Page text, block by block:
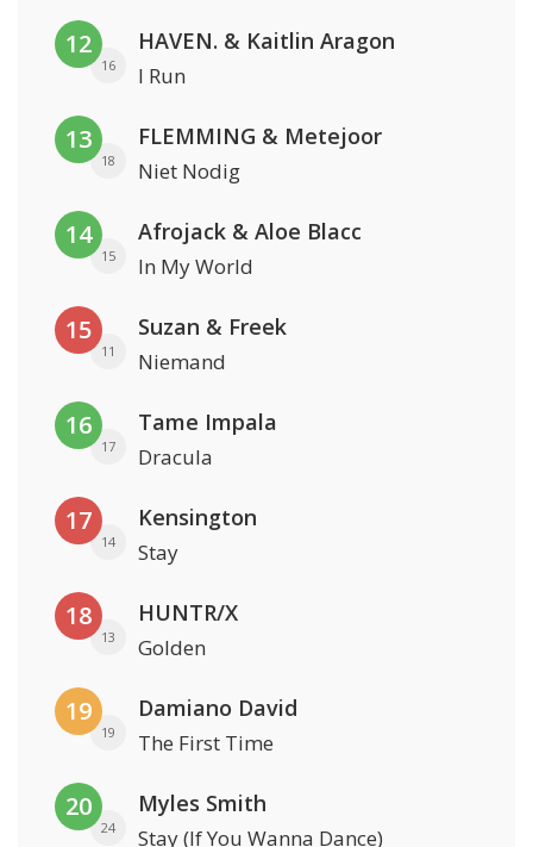
12
16
HAVEN. & Kaitlin Aragon
I Run
13
18
FLEMMING & Metejoor
Niet Nodig
14
15
Afrojack & Aloe Blacc
In My World
15
11
Suzan & Freek
Niemand
16
17
Tame Impala
Dracula
17
14
Kensington
Stay
18
13
HUNTR/X
Golden
19
19
Damiano David
The First Time
20
24
Myles Smith
Stay (If You Wanna Dance)